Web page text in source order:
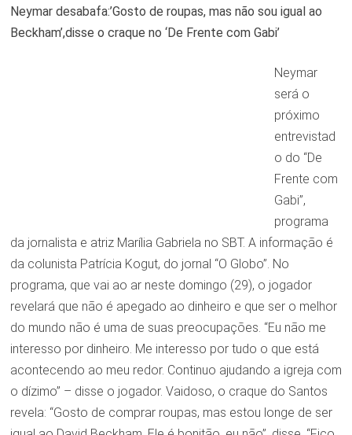
Neymar desabafa:’Gosto de roupas, mas não sou igual ao
Beckham’,disse o craque no ‘De Frente com Gabi’
Neymar
será o
próximo
entrevistad
o do “De
Frente com
Gabi”,
programa
da jornalista e atriz Marília Gabriela no SBT. A informação é
da colunista Patrícia Kogut, do jornal “O Globo”. No
programa, que vai ao ar neste domingo (29), o jogador
revelará que não é apegado ao dinheiro e que ser o melhor
do mundo não é uma de suas preocupações. “Eu não me
interesso por dinheiro. Me interesso por tudo o que está
acontecendo ao meu redor. Continuo ajudando a igreja com
o dízimo” – disse o jogador. Vaidoso, o craque do Santos
revela: “Gosto de comprar roupas, mas estou longe de ser